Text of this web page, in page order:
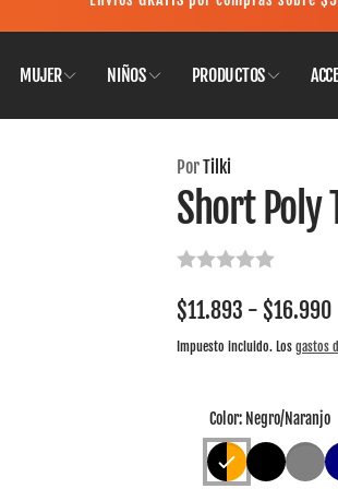
MUJER NIÑOS PRODUCTOS
PorTilki
Short Poly
$11.893 - $16.990
Impuesto incluido. Los gastos
Color: Negro/Naranjo
Central 1580
Condes RM